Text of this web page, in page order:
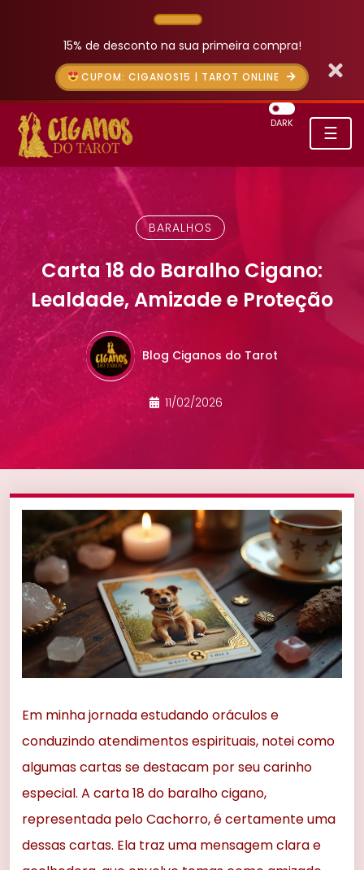
15% de desconto na sua primeira compra!
CUPOM: CIGANOS15 | TAROT ONLINE
☰
DARK
BARALHOS
Carta 18 do Baralho Cigano:
Lealdade, Amizade e Proteção
Blog Ciganos do Tarot
11/02/2026
Em minha jornada estudando oráculos e
conduzindo atendimentos espirituais, notei como
algumas cartas se destacam por seu carinho
especial. A carta 18 do baralho cigano,
representada pelo Cachorro, é certamente uma
dessas cartas. Ela traz uma mensagem clara e